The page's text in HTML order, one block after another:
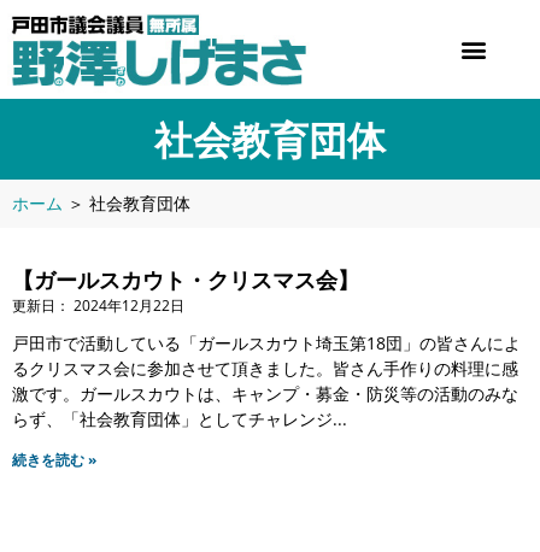
社会教育団体
ホーム ＞ 社会教育団体
【ガールスカウト・クリスマス会】
2024年12月22日
戸田市で活動している「ガールスカウト埼玉第18団」の皆さんによ
るクリスマス会に参加させて頂きました。皆さん手作りの料理に感
激です。ガールスカウトは、キャンプ・募金・防災等の活動のみな
らず、「社会教育団体」としてチャレンジ
続きを読む »